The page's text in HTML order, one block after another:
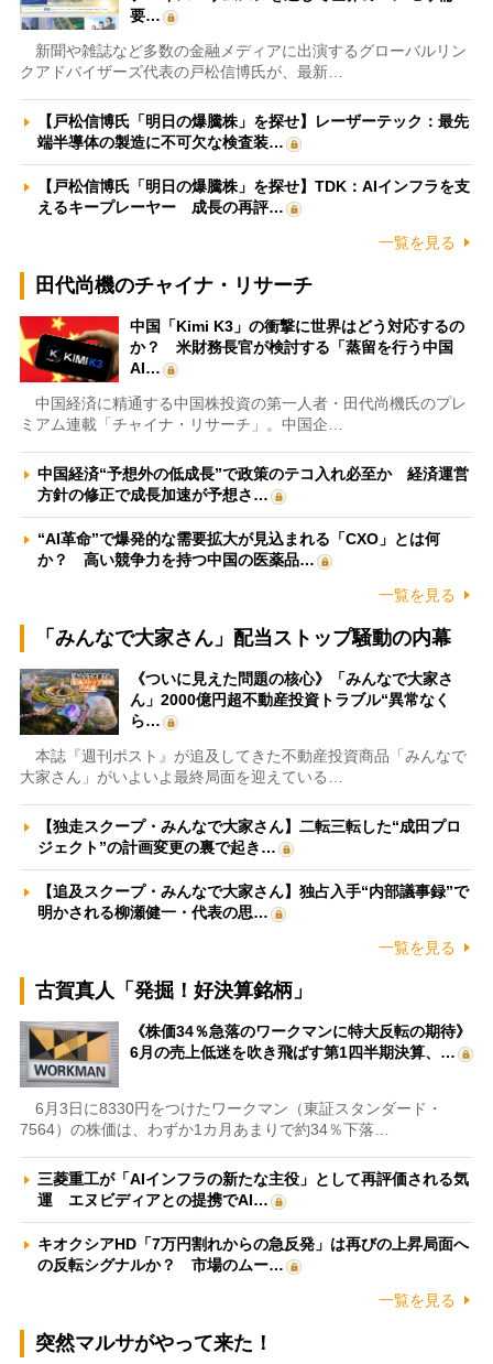
要…
新聞や雑誌など多数の金融メディアに出演するグローバルリン
クアドバイザーズ代表の戸松信博氏が、最新…
【戸松信博氏「明日の爆騰株」を探せ】レーザーテック：最先
端半導体の製造に不可欠な検査装…
【戸松信博氏「明日の爆騰株」を探せ】TDK：AIインフラを支
えるキープレーヤー 成長の再評…
一覧を見る
田代尚機のチャイナ・リサーチ
中国「Kimi K3」の衝撃に世界はどう対応するの
か？ 米財務長官が検討する「蒸留を行う中国
AI…
中国経済に精通する中国株投資の第一人者・田代尚機氏のプレ
ミアム連載「チャイナ・リサーチ」。中国企…
中国経済“予想外の低成長”で政策のテコ入れ必至か 経済運営
方針の修正で成長加速が予想さ…
“AI革命”で爆発的な需要拡大が見込まれる「CXO」とは何
か？ 高い競争力を持つ中国の医薬品…
一覧を見る
「みんなで大家さん」配当ストップ騒動の内幕
《ついに見えた問題の核心》「みんなで大家さ
ん」2000億円超不動産投資トラブル“異常なく
ら…
本誌『週刊ポスト』が追及してきた不動産投資商品「みんなで
大家さん」がいよいよ最終局面を迎えている…
【独走スクープ・みんなで大家さん】二転三転した“成田プロ
ジェクト”の計画変更の裏で起き…
【追及スクープ・みんなで大家さん】独占入手“内部議事録”で
明かされる柳瀬健一・代表の思…
一覧を見る
古賀真人「発掘！好決算銘柄」
《株価34％急落のワークマンに特大反転の期待》
6月の売上低迷を吹き飛ばす第1四半期決算、…
6月3日に8330円をつけたワークマン（東証スタンダード・
7564）の株価は、わずか1カ月あまりで約34％下落…
三菱重工が「AIインフラの新たな主役」として再評価される気
運 エヌビディアとの提携でAI…
キオクシアHD「7万円割れからの急反発」は再びの上昇局面へ
の反転シグナルか？ 市場のムー…
一覧を見る
突然マルサがやって来た！